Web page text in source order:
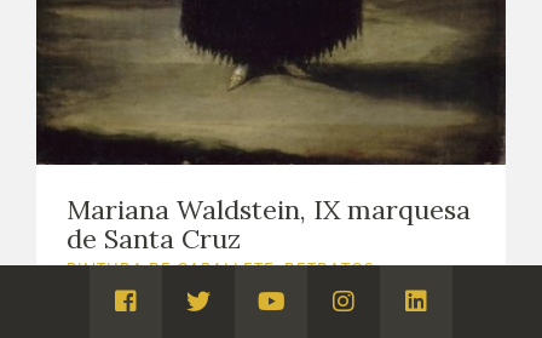
Mariana Waldstein, IX marquesa
de Santa Cruz
Ca. 1797 - 1800
Visita
Visita
Visita
Visita
Visita